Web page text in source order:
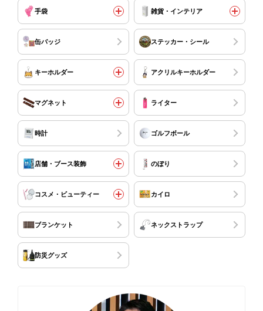
手袋 雑貨・インテリア
缶バッジ ステッカー・シール
キーホルダー アクリルキーホルダー
マグネット ライター
時計 ゴルフボール
店舗・ブース装飾 のぼり
コスメ・ビューティー カイロ
ブランケット ネックストラップ
防災グッズ